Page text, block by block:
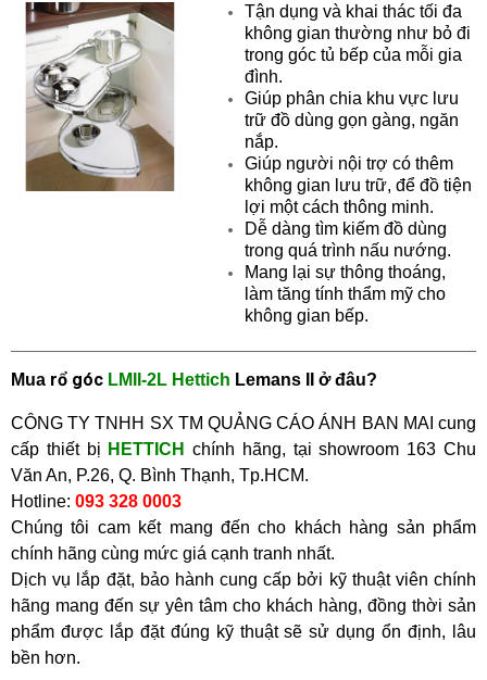
Tận dụng và khai thác tối đa
không gian thường như bỏ đi
trong góc tủ bếp của mỗi gia
đình.
Giúp phân chia khu vực lưu
trữ đồ dùng gọn gàng, ngăn
nắp.
Giúp người nội trợ có thêm
không gian lưu trữ, để đồ tiện
lợi một cách thông minh.
Dễ dàng tìm kiếm đồ dùng
trong quá trình nấu nướng.
Mang lại sự thông thoáng,
làm tăng tính thẩm mỹ cho
không gian bếp.
Mua rổ góc LMII-2L Hettich Lemans II ởđâu?
CÔNG TY TNHH SX TM QUẢNG CÁO ÁNH BAN MAI cung
cấp thiết bị HETTICH chính hãng, tại showroom 163 Chu
Văn An, P.26, Q. Bình Thạnh, Tp.HCM.
Hotline: 093 328 0003
Chúng tôi cam kết mang đến cho khách hàng sản phẩm
chính hãng cùng mức giá cạnh tranh nhất.
Dịch vụ lắp đặt, bảo hành cung cấp bởi kỹ thuật viên chính
hãng mang đến sự yên tâm cho khách hàng, đồng thời sản
phẩm được lắp đặt đúng kỹ thuật sẽ sử dụng ổn định, lâu
bền hơn.